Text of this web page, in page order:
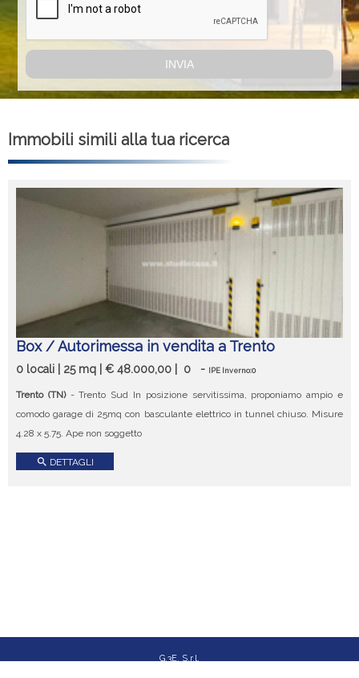
Immobili simili alla tua ricerca
Box / Autorimessa in vendita a Trento
0 locali | 25 mq | € 48.000,00 | 0 - IPE Inverno:0
Trento (TN)- Trento Sud In posizione servitissima, proponiamo ampio e
comodo garage di 25mq con basculante elettrico in tunnel chiuso. Misure
4.28 x 5.75. Ape non soggetto
search DETTAGLI
G.3E. S.r.l.